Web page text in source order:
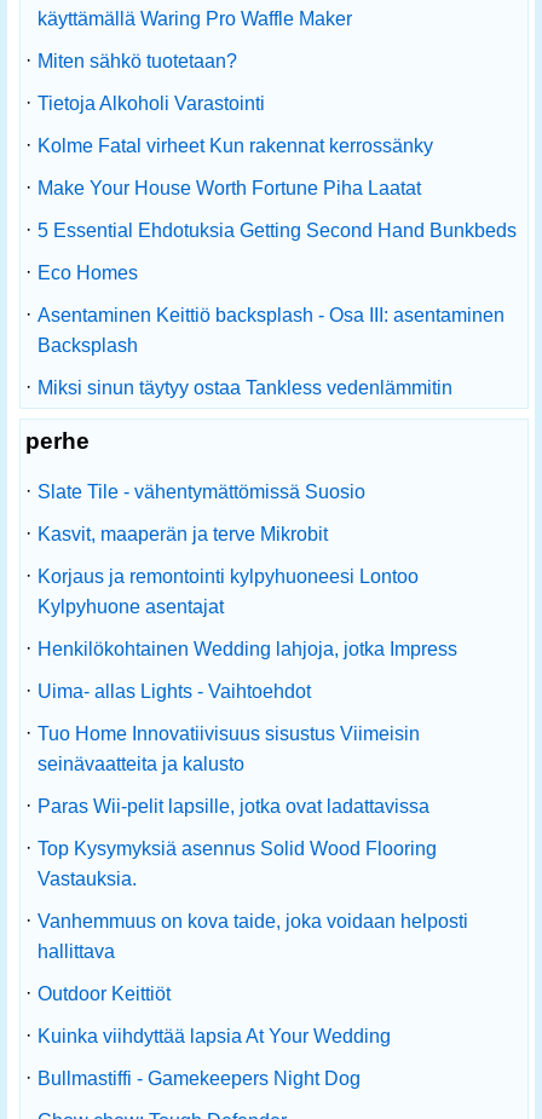
käyttämällä Waring Pro Waffle Maker
· Miten sähkö tuotetaan?
· Tietoja Alkoholi Varastointi
· Kolme Fatal virheet Kun rakennat kerrossänky
· Make Your House Worth Fortune Piha Laatat
· 5 Essential Ehdotuksia Getting Second Hand Bunkbeds
· Eco Homes
· Asentaminen Keittiö backsplash - Osa III: asentaminen
Backsplash
· Miksi sinun täytyy ostaa Tankless vedenlämmitin
perhe
· Slate Tile - vähentymättömissä Suosio
· Kasvit, maaperän ja terve Mikrobit
· Korjaus ja remontointi kylpyhuoneesi Lontoo
Kylpyhuone asentajat
· Henkilökohtainen Wedding lahjoja, jotka Impress
· Uima- allas Lights - Vaihtoehdot
· Tuo Home Innovatiivisuus sisustus Viimeisin
seinävaatteita ja kalusto
· Paras Wii-pelit lapsille, jotka ovat ladattavissa
· Top Kysymyksiä asennus Solid Wood Flooring
Vastauksia.
· Vanhemmuus on kova taide, joka voidaan helposti
hallittava
· Outdoor Keittiöt
· Kuinka viihdyttää lapsia At Your Wedding
· Bullmastiffi - Gamekeepers Night Dog